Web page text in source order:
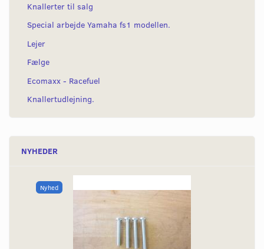
Knallerter til salg
Special arbejde Yamaha fs1 modellen.
Lejer
Fælge
Ecomaxx - Racefuel
Knallertudlejning.
NYHEDER
Nyhed